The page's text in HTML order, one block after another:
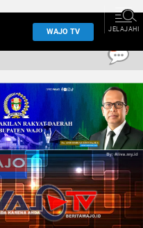
WAJO TV JELAJAHI